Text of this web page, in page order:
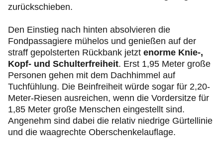
zurückschieben.
Den Einstieg nach hinten absolvieren die
Fondpassagiere mühelos und genießen auf der
straff gepolsterten Rückbank jetzt enorme Knie-,
Kopf- und Schulterfreiheit. Erst 1,95 Meter große
Personen gehen mit dem Dachhimmel auf
Tuchfühlung. Die Beinfreiheit würde sogar für 2,20-
Meter-Riesen ausreichen, wenn die Vordersitze für
1,85 Meter große Menschen eingestellt sind.
Angenehm sind dabei die relativ niedrige Gürtellinie
und die waagrechte Oberschenkelauflage.